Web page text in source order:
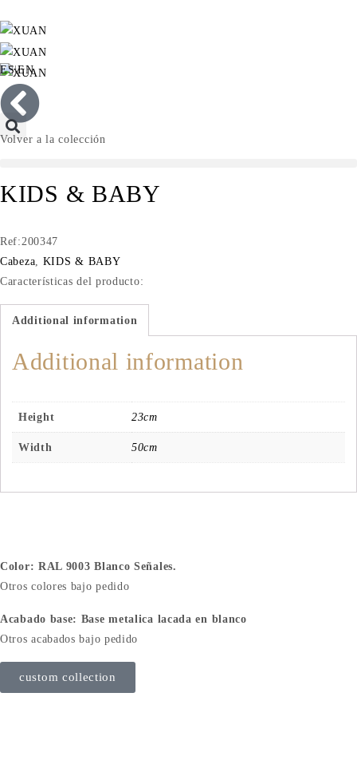
ES|EN
Volver a la colección
KIDS & BABY
Ref:200347
Cabeza
KIDS & BABY
Características del producto:
Additional information
Additional information
Height 23cm
Width 50cm
Color: RAL 9003 Blanco Señales.
Otros colores bajo pedido
Acabado base: Base metalica lacada en blanco
Otros acabados bajo pedido
custom collection